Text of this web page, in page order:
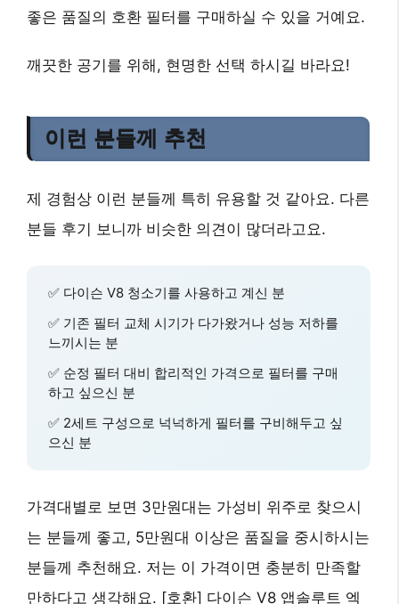
좋은 품질의 호환 필터를 구매하실 수 있을 거예요.
깨끗한 공기를 위해, 현명한 선택 하시길 바라요!
이런 분들께 추천
제 경험상 이런 분들께 특히 유용할 것 같아요. 다른
분들 후기 보니까 비슷한 의견이 많더라고요.
✅ 다이슨 V8 청소기를 사용하고 계신 분
✅ 기존 필터 교체 시기가 다가왔거나 성능 저하를
느끼시는 분
✅ 순정 필터 대비 합리적인 가격으로 필터를 구매
하고 싶으신 분
✅ 2세트 구성으로 넉넉하게 필터를 구비해두고 싶
으신 분
가격대별로 보면 3만원대는 가성비 위주로 찾으시
는 분들께 좋고, 5만원대 이상은 품질을 중시하시는
분들께 추천해요. 저는 이 가격이면 충분히 만족할
만하다고 생각해요. [호환] 다이슨 V8 앱솔루트 엑